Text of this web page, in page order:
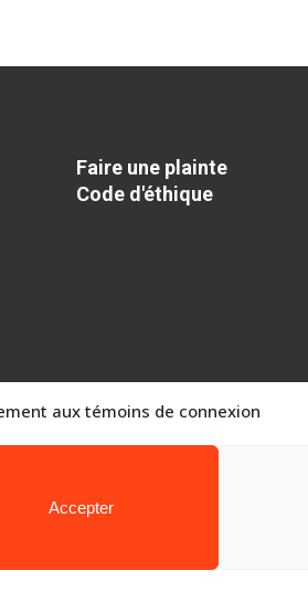
aux témoins de connexion
Accepter
Faire une plainte
Code d'éthique